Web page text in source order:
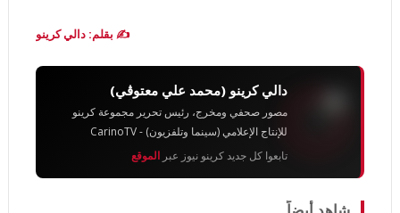
✍️ بقلم: دالي كرينو
دالي كرينو (محمد علي معتوڨي)
مصور صحفي ومخرج، رئيس تحرير مجموعة كرينو
للإنتاج الإعلامي (سينما وتلفزيون) - CarinoTV
تابعوا كل جديد كرينو نيوز عبر الموقع